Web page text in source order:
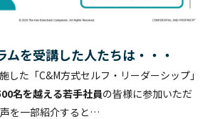
ムを受講した人たちは・・・
した「C&M方式セルフ・リーダーシップ」
名を越える若手社員の皆様に参加いただ
を一部紹介すると…